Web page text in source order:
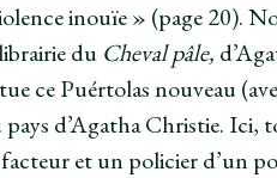
inouïe » (page 20).
du Cheval pâle,
ce Puértolas nouveau
d’Agatha Christie. Ici,
et un policier d’un